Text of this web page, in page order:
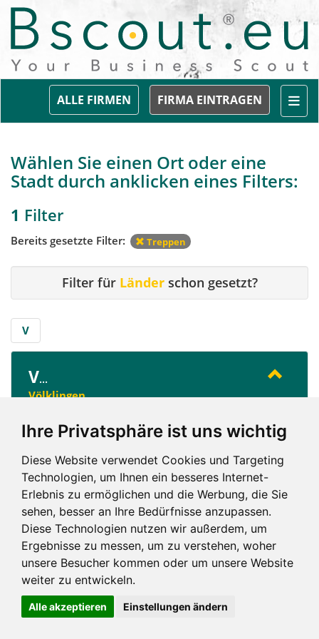
Ihre Privatsphäre ist uns wichtig
Diese Website verwendet Cookies und Targeting
Technologien, um Ihnen ein besseres Internet-
Erlebnis zu ermöglichen und die Werbung, die Sie
sehen, besser an Ihre Bedürfnisse anzupassen.
Diese Technologien nutzen wir außerdem, um
Ergebnisse zu messen, um zu verstehen, woher
unsere Besucher kommen oder um unsere Website
weiter zu entwickeln.
Alle akzeptieren Einstellungen ändern
FIRMA EINTRAGEN
ALLE FIRMEN
Wählen Sie einen Ort oder eine
Stadt durch anklicken eines Filters:
1 Filter
Bereits gesetzte Filter: Treppen
Filter für Länderschon gesetzt?
V
V...
Völklingen
Impressum und mehr